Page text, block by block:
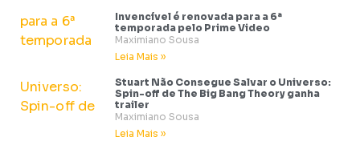
Invencível é renovada para a 6ª
temporada pelo Prime Video
Maximiano Sousa
Leia Mais »
Stuart Não Consegue Salvar o Universo:
Spin-off de The Big Bang Theory ganha
trailer
Maximiano Sousa
Leia Mais »